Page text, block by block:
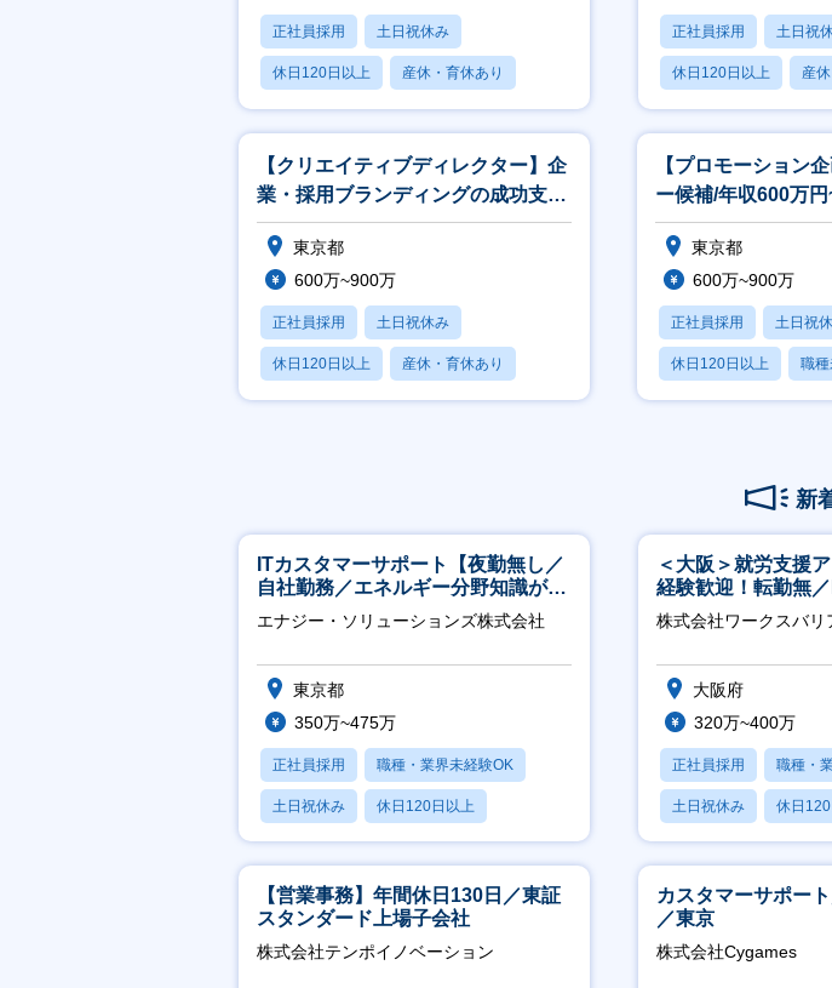
正社員採用 土日祝休み
休日120日以上 産休・育休あり
月残業20時間以内
正社員採用 土日祝
休日120日以上 産
月残業20時間以内
【クリエイティブディレクター】企
業・採用ブランディングの成功支援
を通じて、企業の採用DXをリード
東京都
600万~900万
正社員採用 土日祝休み
休日120日以上 産休・育休あり
賞与あり
【プロモーション
ー候補/年収600万
採用ブランディン
東京都
600万~900万
正社員採用 土日祝
休日120日以上 職
産休・育休あり
新
ITカスタマーサポート【夜勤無し／
自社勤務／エネルギー分野知識が身
につきます】
エナジー・ソリューションズ株式会社
東京都
350万~475万
正社員採用 職種・業界未経験OK
土日祝休み 休日120日以上
産休・育休あり
＜大阪＞就労支援
経験歓迎！転勤無
ホスピタリティ高い
祝】
株式会社ワークスバリ
大阪府
320万~400万
正社員採用 職種・
土日祝休み 休日
産休・育休あり
【営業事務】年間休日130日／東証
スタンダード上場子会社
株式会社テンポイノベーション
カスタマーサポー
／東京
株式会社Cygames